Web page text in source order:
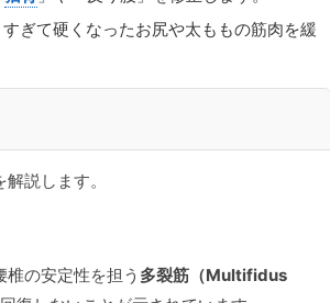
ぎて硬くなったお尻や太ももの筋肉を緩
説します。
の安定性を担う 多裂筋（Multifidus